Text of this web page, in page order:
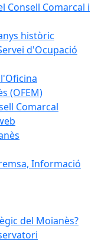
Consell Comarcal i
històric
d'Ocupació
(OFEM)
Comarcal
Informació
del Moianès?